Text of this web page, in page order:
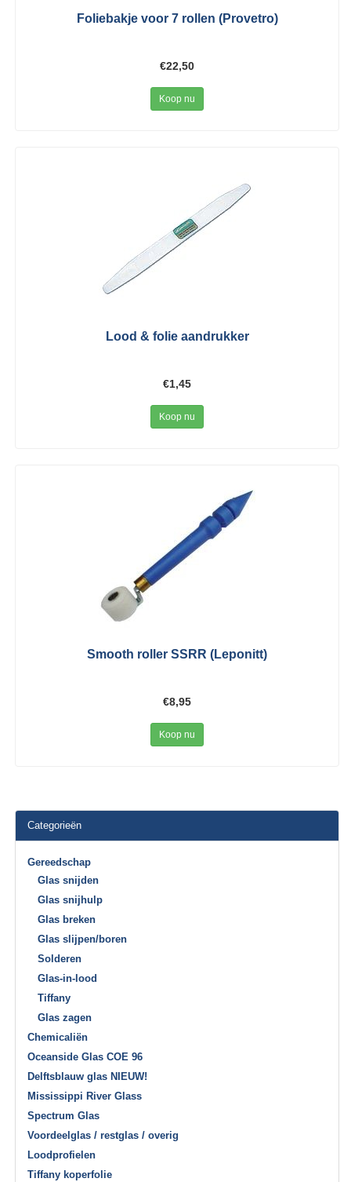
Foliebakje voor 7 rollen (Provetro)
€22,50
Koop nu
Lood & folie aandrukker
€1,45
Koop nu
Smooth roller SSRR (Leponitt)
€8,95
Koop nu
Categorieën
Gereedschap
Glas snijden
Glas snijhulp
Glas breken
Glas slijpen/boren
Solderen
Glas-in-lood
Tiffany
Glas zagen
Chemicaliën
Oceanside Glas COE 96
Delftsblauw glas NIEUW!
Mississippi River Glass
Spectrum Glas
Voordeelglas / restglas / overig
Loodprofielen
Tiffany koperfolie